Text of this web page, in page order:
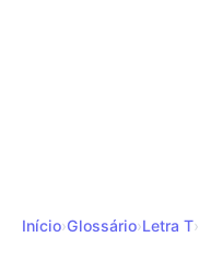
Início›Glossário›Letra T›